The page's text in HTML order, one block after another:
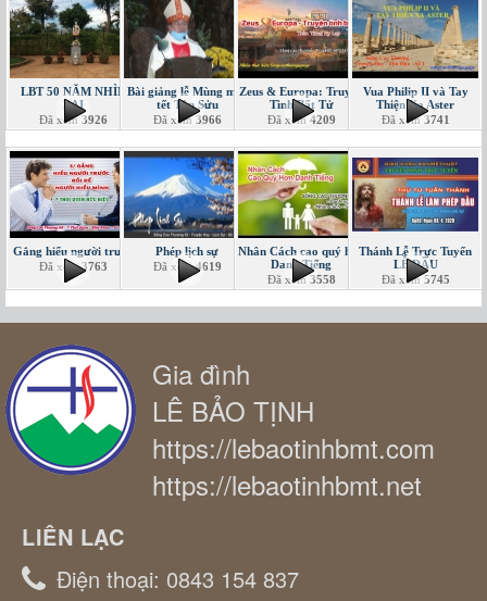
LBT 50 NĂM NHÌN
LẠI
Đã xem3926
Bài giảng lễ Mùng một
tết Tân Sửu
Đã xem3966
Zeus & Europa: Truyện
Tình Bất Tử
Đã xem4209
Vua Philip II và Tay
Thiện Xạ Aster
Đã xem3741
Gắng hiểu người trước
Đã xem3763
Phép lịch sự
Đã xem4619
Nhân Cách cao quý hơn
Danh Tiếng
Đã xem3558
Thánh Lễ Trực Tuyến
LỄ DẦU
Đã xem5745
Gia đình
LÊ BẢO TỊNH
https://lebaotinhbmt.com
https://lebaotinhbmt.net
LIÊN LẠC
Điện thoại: 0843 154 837